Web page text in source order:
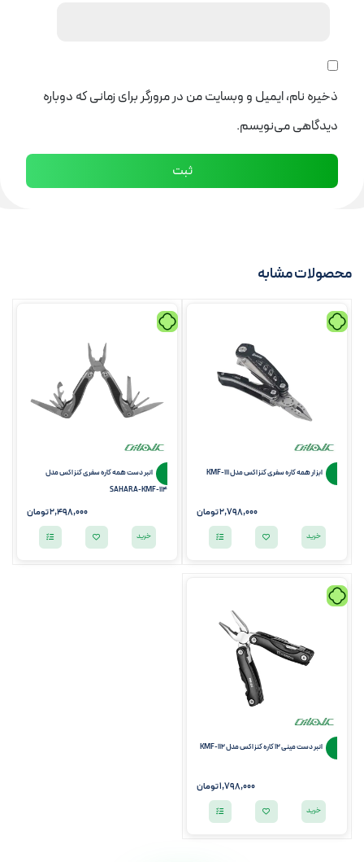
ذخیره نام، ایمیل و وبسایت من در مرورگر برای زمانی که دوباره
دیدگاهی می‌نویسم.
محصولات مشابه
ابزار همه کاره سفری کنزاکس مدل KMF-111
2,798,000تومان
خرید
انبر دست همه کاره سفری کنزاکس مدل
SAHARA-KMF-114
2,498,000تومان
خرید
انبر دست مینی 12 کاره کنزاکس مدل KMF-112
1,798,000تومان
خرید